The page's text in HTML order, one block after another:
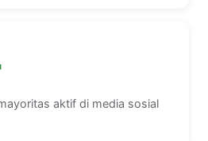
aktif di media sosial